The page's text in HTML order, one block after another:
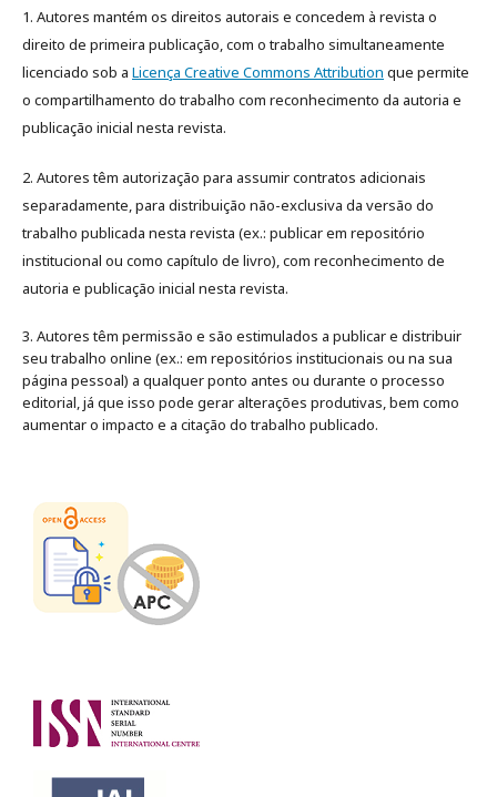
1. Autores mantém os direitos autorais e concedem à revista o
direito de primeira publicação, com o trabalho simultaneamente
licenciado sob a Licença Creative Commons Attribution que permite
o compartilhamento do trabalho com reconhecimento da autoria e
publicação inicial nesta revista.
2. Autores têm autorização para assumir contratos adicionais
separadamente, para distribuição não-exclusiva da versão do
trabalho publicada nesta revista (ex.: publicar em repositório
institucional ou como capítulo de livro), com reconhecimento de
autoria e publicação inicial nesta revista.
3. Autores têm permissão e são estimulados a publicar e distribuir
seu trabalho online (ex.: em repositórios institucionais ou na sua
página pessoal) a qualquer ponto antes ou durante o processo
editorial, já que isso pode gerar alterações produtivas, bem como
aumentar o impacto e a citação do trabalho publicado.